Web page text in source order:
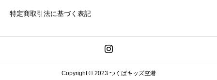
特定商取引法に基づく表記
Copyright © 2023 つくばキッズ空港